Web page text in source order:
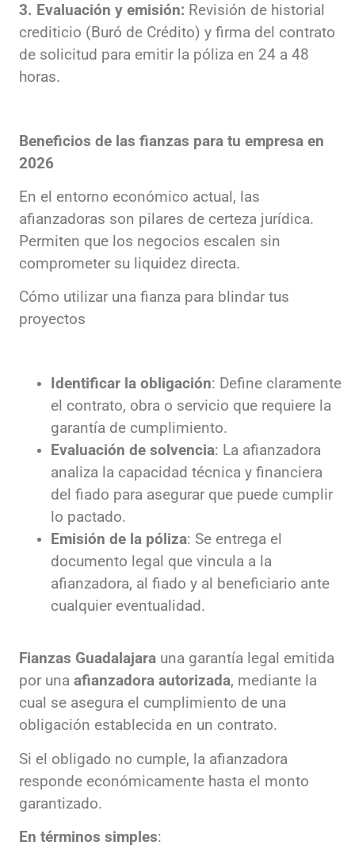
3. Evaluación y emisión: Revisión de historial
crediticio (Buró de Crédito) y firma del contrato
de solicitud para emitir la póliza en 24 a 48
horas.
Beneficios de las fianzas para tu empresa en
2026
En el entorno económico actual, las
afianzadoras son pilares de certeza jurídica.
Permiten que los negocios escalen sin
comprometer su liquidez directa.
Cómo utilizar una fianza para blindar tus
proyectos
Identificar la obligación: Define claramente
el contrato, obra o servicio que requiere la
garantía de cumplimiento.
Evaluación de solvencia: La afianzadora
analiza la capacidad técnica y financiera
del fiado para asegurar que puede cumplir
lo pactado.
Emisión de la póliza: Se entrega el
documento legal que vincula a la
afianzadora, al fiado y al beneficiario ante
cualquier eventualidad.
Fianzas Guadalajara una garantía legal emitida
por una afianzadora autorizada, mediante la
cual se asegura el cumplimiento de una
obligación establecida en un contrato.
Si el obligado no cumple, la afianzadora
responde económicamente hasta el monto
garantizado.
En términos simples: